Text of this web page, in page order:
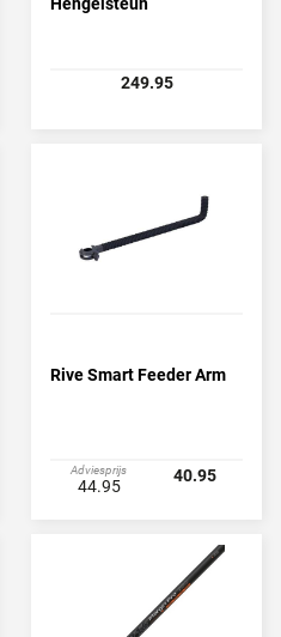
249.95
Rive Smart Feeder Arm
Adviesprijs
44.95
40.95